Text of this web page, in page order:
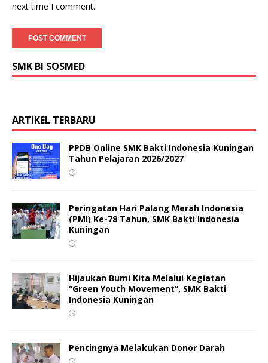
next time I comment.
SMK BI SOSMED
ARTIKEL TERBARU
PPDB Online SMK Bakti Indonesia Kuningan
Tahun Pelajaran 2026/2027
Peringatan Hari Palang Merah Indonesia
(PMI) Ke-78 Tahun, SMK Bakti Indonesia
Kuningan
Hijaukan Bumi Kita Melalui Kegiatan
“Green Youth Movement”, SMK Bakti
Indonesia Kuningan
Pentingnya Melakukan Donor Darah